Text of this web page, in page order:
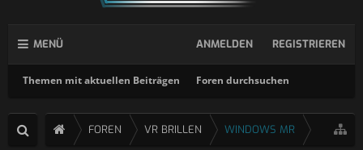
MENÜ
Themen mit aktuellen Beiträgen Foren durchsuchen
ANMELDEN REGISTRIEREN
FOREN VR BRILLEN WINDOWS MR